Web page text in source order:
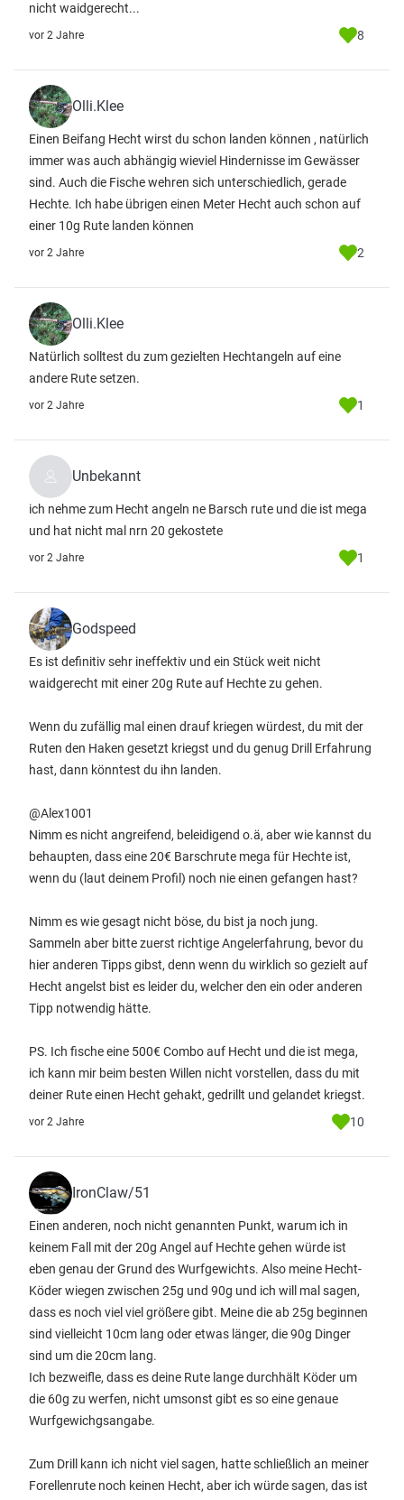
nicht waidgerecht...
vor 2 Jahre 8
Olli.Klee
Einen Beifang Hecht wirst du schon landen können , natürlich
immer was auch abhängig wieviel Hindernisse im Gewässer
sind. Auch die Fische wehren sich unterschiedlich, gerade
Hechte. Ich habe übrigen einen Meter Hecht auch schon auf
einer 10g Rute landen können
vor 2 Jahre 2
Olli.Klee
Natürlich solltest du zum gezielten Hechtangeln auf eine
andere Rute setzen.
vor 2 Jahre 1
Unbekannt
ich nehme zum Hecht angeln ne Barsch rute und die ist mega
und hat nicht mal nrn 20 gekostete
vor 2 Jahre 1
Godspeed
Es ist definitiv sehr ineffektiv und ein Stück weit nicht
waidgerecht mit einer 20g Rute auf Hechte zu gehen.
Wenn du zufällig mal einen drauf kriegen würdest, du mit der
Ruten den Haken gesetzt kriegst und du genug Drill Erfahrung
hast, dann könntest du ihn landen.
@Alex1001
Nimm es nicht angreifend, beleidigend o.ä, aber wie kannst du
behaupten, dass eine 20€ Barschrute mega für Hechte ist,
wenn du (laut deinem Profil) noch nie einen gefangen hast?
Nimm es wie gesagt nicht böse, du bist ja noch jung.
Sammeln aber bitte zuerst richtige Angelerfahrung, bevor du
hier anderen Tipps gibst, denn wenn du wirklich so gezielt auf
Hecht angelst bist es leider du, welcher den ein oder anderen
Tipp notwendig hätte.
PS. Ich fische eine 500€ Combo auf Hecht und die ist mega,
ich kann mir beim besten Willen nicht vorstellen, dass du mit
deiner Rute einen Hecht gehakt, gedrillt und gelandet kriegst.
vor 2 Jahre 10
IronClaw/51
Einen anderen, noch nicht genannten Punkt, warum ich in
keinem Fall mit der 20g Angel auf Hechte gehen würde ist
eben genau der Grund des Wurfgewichts. Also meine Hecht-
Köder wiegen zwischen 25g und 90g und ich will mal sagen,
dass es noch viel viel größere gibt. Meine die ab 25g beginnen
sind vielleicht 10cm lang oder etwas länger, die 90g Dinger
sind um die 20cm lang.
Ich bezweifle, dass es deine Rute lange durchhält Köder um
die 60g zu werfen, nicht umsonst gibt es so eine genaue
Wurfgewichgsangabe.
Zum Drill kann ich nicht viel sagen, hatte schließlich an meiner
Forellenrute noch keinen Hecht, aber ich würde sagen, das ist